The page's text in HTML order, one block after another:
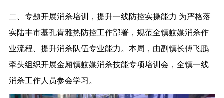
二、专题开展消杀培训，提升一线防控实操能力 为严格落
实陆丰市基孔肯雅热防控工作部署，规范全镇蚊媒消杀作
业流程、提升消杀队伍专业能力。本周，由副镇长傅飞鹏
牵头组织开展金厢镇蚊媒消杀技能专项培训会，全镇一线
消杀工作人员参会学习。